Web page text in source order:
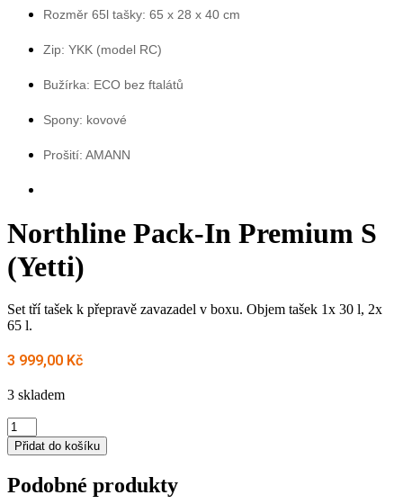
Rozměr 65l tašky: 65 x 28 x 40 cm
Zip: YKK (model RC)
Bužírka: ECO bez ftalátů
Spony: kovové
Prošití: AMANN
Northline Pack-In Premium S
(Yetti)
Set tří tašek k přepravě zavazadel v boxu. Objem tašek 1x 30 l, 2x
65 l.
3 999,00 Kč
3 skladem
Northline
Pack-
In
S
Přidat do košíku
Podobné produkty